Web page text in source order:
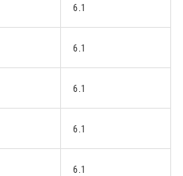
6.1
6.1
6.1
6.1
6.1